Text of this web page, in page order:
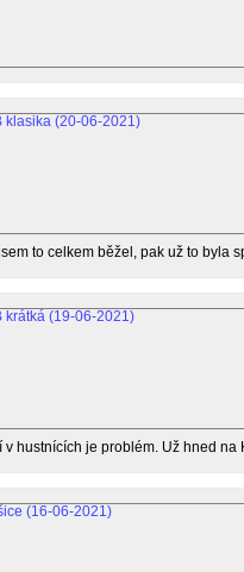
to celkem běžel, pak už to byla
v hustnících je problém. Už hned